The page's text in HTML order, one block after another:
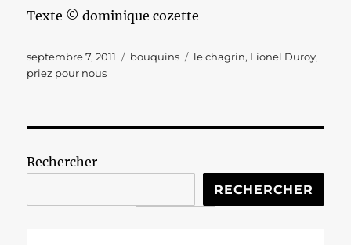
Texte © dominique cozette
Publié
le
septembre 7, 2011 Catégories
bouquins Étiquettes
le chagrin, Lionel Duroy,
priez pour nous
Rechercher
RECHERCHER